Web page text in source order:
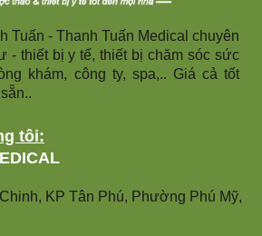
Tuấn - Thanh Tuấn Medical chuyên
- thiết bị y tế, thiết bị chăm sóc sức
khám, công ty, spa,.. Giá cả tốt
tôi:
KP Tân Phú, Phường Phú Mỹ,